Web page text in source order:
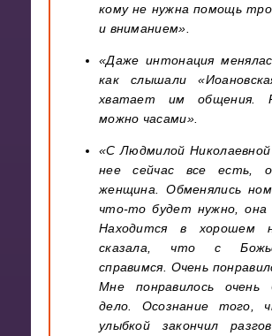
кому не нужна помощь
и вниманием».
«Даже интонация
как слышали
хватает им общения.
можно часами».
«С Людмилой
нее сейчас все есть,
женщина. Обменялись
что-то будет нужно,
Находится в хорошем
сказала, что с
справимся. Очень
Мне понравилось очень
дело. Осознание того,
улыбкой закончил